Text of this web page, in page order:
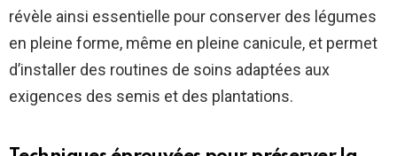
révèle ainsi essentielle pour conserver des légumes
en pleine forme, même en pleine canicule, et permet
d’installer des routines de soins adaptées aux
exigences des semis et des plantations.